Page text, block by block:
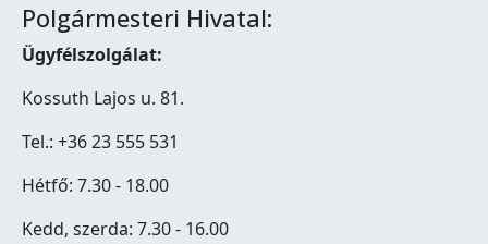
Polgármesteri Hivatal:
Ügyfélszolgálat:
Kossuth Lajos u. 81.
Tel.: +36 23 555 531
Hétfő: 7.30 - 18.00
Kedd, szerda: 7.30 - 16.00